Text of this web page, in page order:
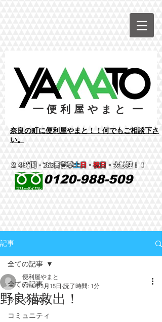
0120-988-509
２４時間 ・365日営業土日 ・祝日 ・大歓迎！！
​奈良の町に便利屋やまと！！何でもご相談下さ
い。
ー 便利屋やまと ー
記事
全ての記事
今すぐ始める
コミュニティ
全ての記事
野良猫救出！
便利屋やまと
2016年3月15日 読了時間: 1分